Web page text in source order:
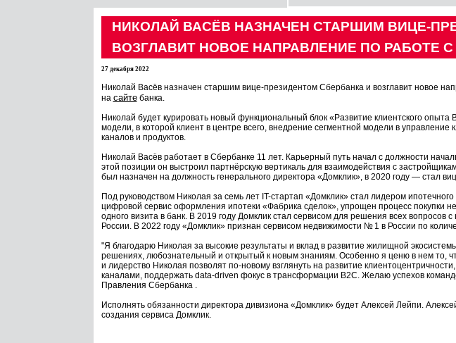
НИКОЛАЙ ВАСЁВ НАЗНАЧЕН СТАРШИМ ВИЦЕ-
ВОЗГЛАВИТ НОВОЕ НАПРАВЛЕНИЕ ПО РАБОТЕ
27 декабря 2022
Николай Васёв назначен старшим вице-президентом Сбербанка и возглавит новое
на сайтебанка.
Николай будет курировать новый функциональный блок «Развитие клиентского
модели, в которой клиент в центре всего, внедрение сегментной модели в
каналов и продуктов.
Николай Васёв работает в Сбербанке 11 лет. Карьерный путь начал с должности
этой позиции он выстроил партнёрскую вертикаль для взаимодействия с
был назначен на должность генерального директора «Домклик», в 2020 году — стал
Под руководством Николая за семь лет IT-стартап «Домклик» стал лидером
цифровой сервис оформления ипотеки «Фабрика сделок», упрощен процесс покупки
одного визита в банк. В 2019 году Домклик стал сервисом для решения всех
России. В 2022 году «Домклик» признан сервисом недвижимости № 1 в России по
"Я благодарю Николая за высокие результаты и вклад в развитие жилищной
решениях, любознательный и открытый к новым знаниям. Особенно я ценю в нем то,
и лидерство Николая позволят по-новому взглянуть на развитие
каналами, поддержать data-driven фокус в трансформации B2C. Желаю успехов
Правления Сбербанка .
Исполнять обязанности директора дивизиона «Домклик» будет Алексей Лейпи.
создания сервиса Домклик.